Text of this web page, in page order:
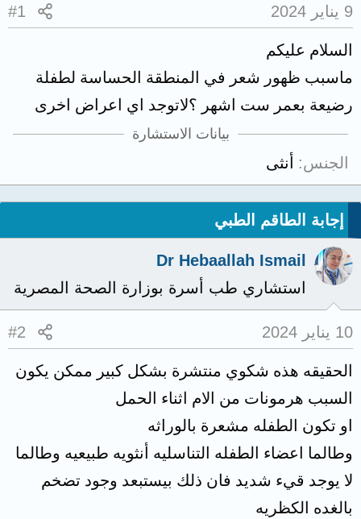
9 يناير 2024 #1
السلام عليكم
ماسبب ظهور شعر في المنطقة الحساسة لطفلة
رضيعة بعمر ست اشهر ؟لاتوجد اي اعراض اخرى
بيانات الاستشارة
الجنس أنثى
إجابة الطاقم الطبي
Dr Hebaallah Ismail
استشاري طب أسرة بوزارة الصحة المصرية
10 يناير 2024 #2
الحقيقه هذه شكوي منتشرة بشكل كبير ممكن يكون
السبب هرمونات من الام اثناء الحمل
او تكون الطفله مشعرة بالوراثه
وطالما اعضاء الطفله التناسليه أنثويه طبيعيه وطالما
لا يوجد قيء شديد فان ذلك بيستبعد وجود تضخم
بالغده الكظريه